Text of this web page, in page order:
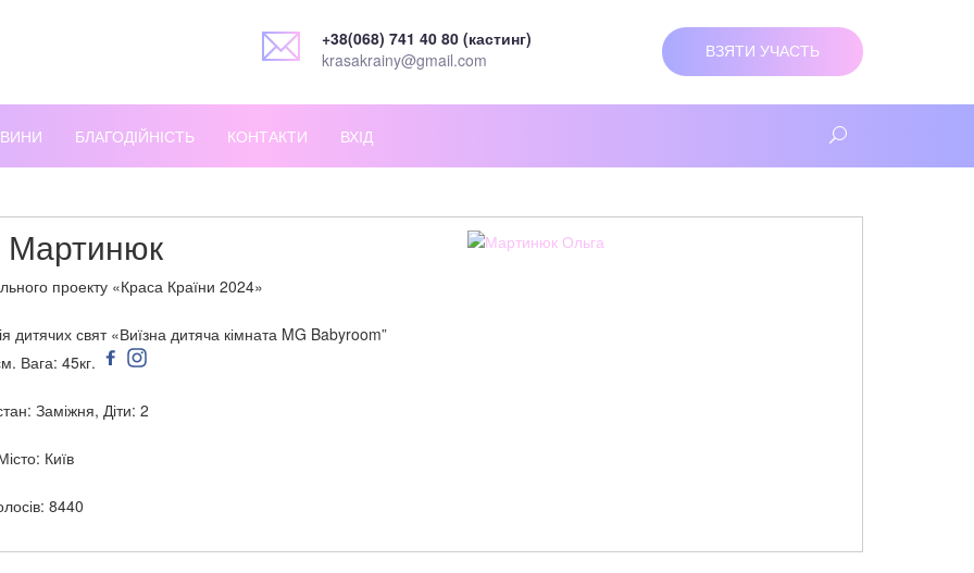
ВЗЯТИ УЧАСТЬ
+38(068) 741 40 80 (кастинг)
krasakrainy@gmail.com
БЛАГОДІЙНІСТЬ КОНТАКТИ ВХІД
Мартинюк
проекту «Краса Країни 2024»
дитячих свят «Виїзна дитяча кімната MG Babyroom”
Вага: 45кг.
Заміжня, Діти: 2
Київ
8440